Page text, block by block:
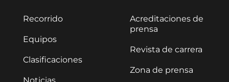
Recorrido
Equipos
Clasificaciones
Acreditaciones de
prensa
Revista de carrera
Zona de prensa